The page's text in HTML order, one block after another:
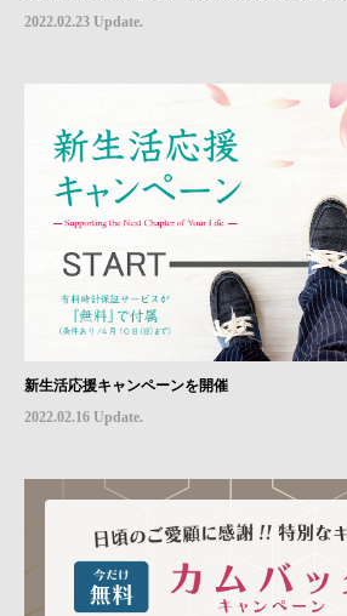
2022.02.23 Update.
新生活応援キャンペーンを開催
2022.02.16 Update.